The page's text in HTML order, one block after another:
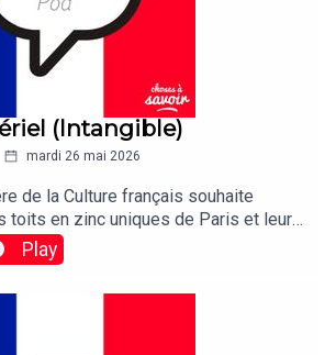
(Intangible)
mardi 26 mai 2026
de la Culture français souhaite
toits en zinc uniques de Paris et leurs
la liste du patrimoine culturel
de l'UNESCO.Traduction:The French
wants to etch the unique zinc-
Play